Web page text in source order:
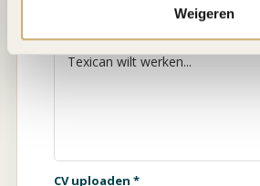
Weigeren
Motivatie / Berichtje *
CV uploaden *